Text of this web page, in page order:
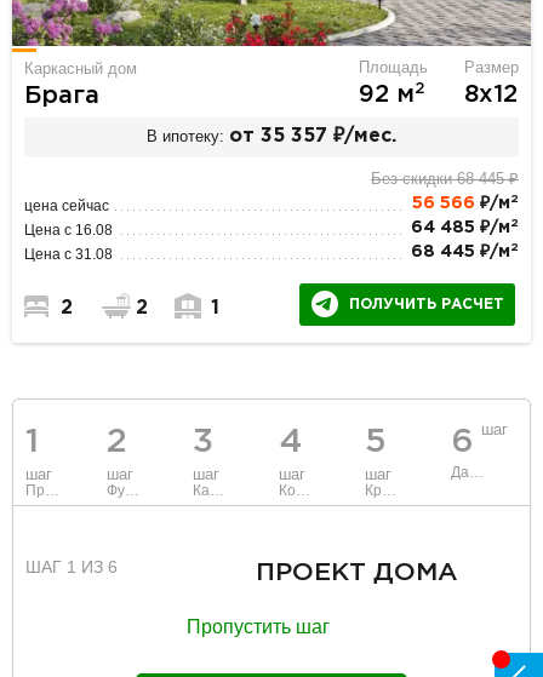
1
шаг
Проект
2
шаг
Фундамент
3
шаг
Каркас и стены
4
шаг
Коммуникации
5
шаг
Крыша
6 шаг
Данные
ШАГ 1 ИЗ 6 ПРОЕКТ ДОМА
Пропустить шаг
Каркасный дом
Брага
Площадь
92 м2
Размер
8х12
В ипотеку: от 35 357 ₽/мес.
Без скидки 68 445 ₽
цена сейчас 56 566 ₽/м 2
Цена с 16.08 64 485 ₽/м 2
Цена с 31.08 68 445 ₽/м 2
2 2 1 ПОЛУЧИТЬ РАСЧЕТ